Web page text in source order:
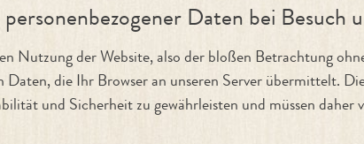
Daten bei Besuch
Nutzung der Website, also der bloßen Betrachtung
Daten, die Ihr Browser an unseren Server übermittelt.
und Sicherheit zu gewährleisten und müssen